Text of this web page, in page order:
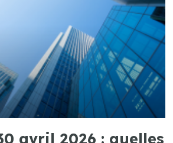
avril 2026 : quelles